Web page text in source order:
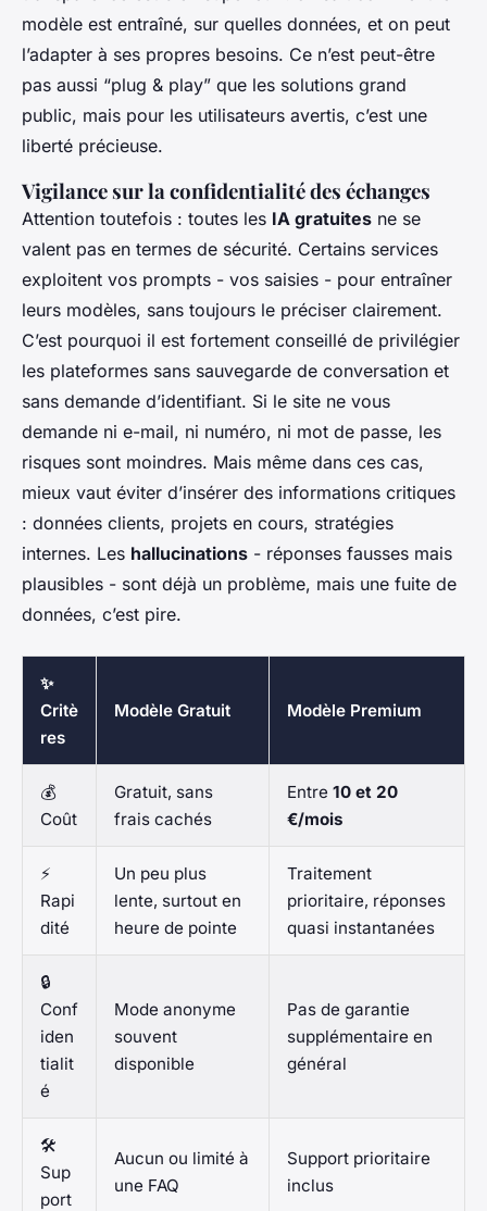
modèle est entraîné, sur quelles données, et on peut
l’adapter à ses propres besoins. Ce n’est peut-être
pas aussi “plug & play” que les solutions grand
public, mais pour les utilisateurs avertis, c’est une
liberté précieuse.
Vigilance sur la confidentialité des échanges
Attention toutefois : toutes les IA gratuites ne se
valent pas en termes de sécurité. Certains services
exploitent vos prompts - vos saisies - pour entraîner
leurs modèles, sans toujours le préciser clairement.
C’est pourquoi il est fortement conseillé de privilégier
les plateformes sans sauvegarde de conversation et
sans demande d’identifiant. Si le site ne vous
demande ni e-mail, ni numéro, ni mot de passe, les
risques sont moindres. Mais même dans ces cas,
mieux vaut éviter d’insérer des informations critiques
: données clients, projets en cours, stratégies
internes. Les hallucinations - réponses fausses mais
plausibles - sont déjà un problème, mais une fuite de
données, c’est pire.
✨
Critè
res
Modèle Gratuit Modèle Premium
💰
Coût
Gratuit, sans
frais cachés
Entre 10 et 20
€/mois
⚡
Rapi
dité
Un peu plus
lente, surtout en
heure de pointe
Traitement
prioritaire, réponses
quasi instantanées
🔒
Conf
iden
tialit
é
Mode anonyme
souvent
disponible
Pas de garantie
supplémentaire en
général
🛠️
Sup
port
Aucun ou limité à
une FAQ
Support prioritaire
inclus